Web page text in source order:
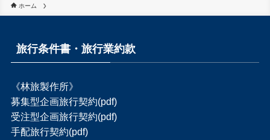
ホーム
旅行条件書・旅行業約款
《林旅製作所》
募集型企画旅行契約(pdf)
受注型企画旅行契約(pdf)
手配旅行契約(pdf)